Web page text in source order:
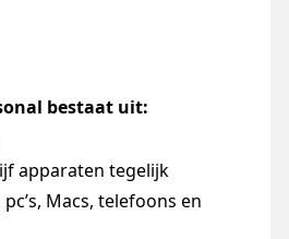
bestaat uit:
apparaten tegelijk
Macs, telefoons en